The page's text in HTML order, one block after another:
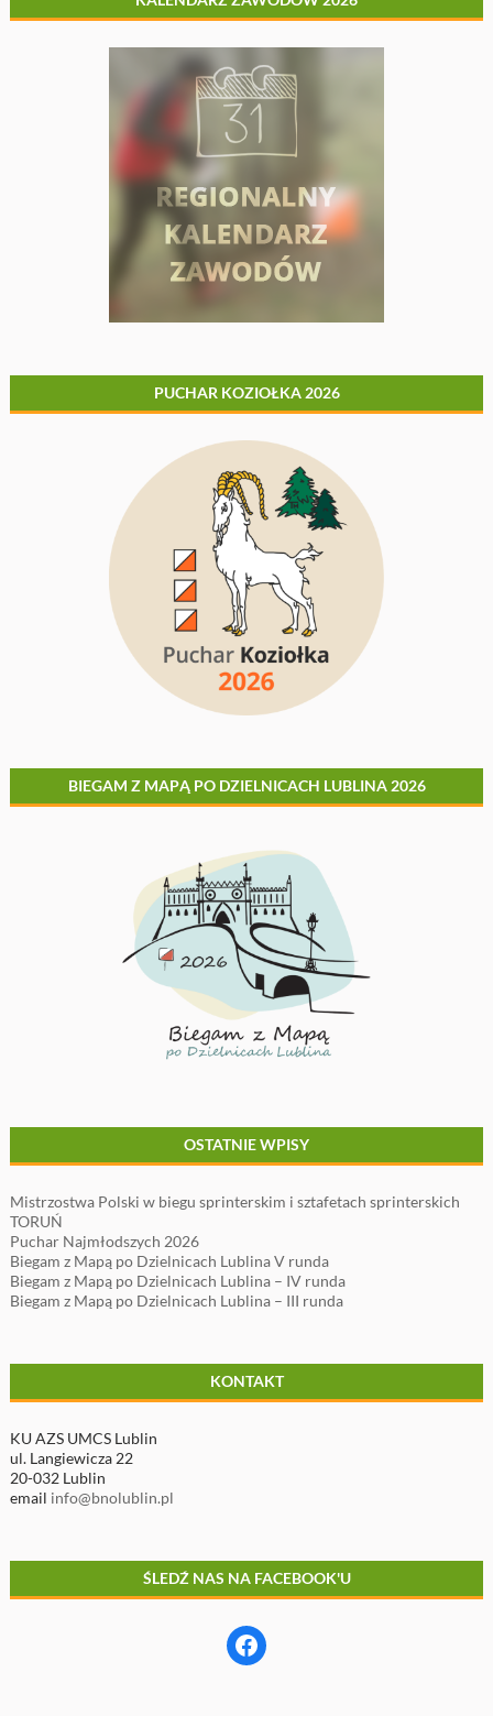
PUCHAR KOZIOŁKA 2026
BIEGAM Z MAPĄ PO DZIELNICACH LUBLINA 2026
OSTATNIE WPISY
Mistrzostwa Polski w biegu sprinterskim i sztafetach sprinterskich
TORUŃ
Puchar Najmłodszych 2026
Biegam z Mapą po Dzielnicach Lublina V runda
Biegam z Mapą po Dzielnicach Lublina – IV runda
Biegam z Mapą po Dzielnicach Lublina – III runda
KONTAKT
KU AZS UMCS Lublin
ul. Langiewicza 22
20-032 Lublin
email info@bnolublin.pl
ŚLEDŹ NAS NA FACEBOOK'U
Facebook